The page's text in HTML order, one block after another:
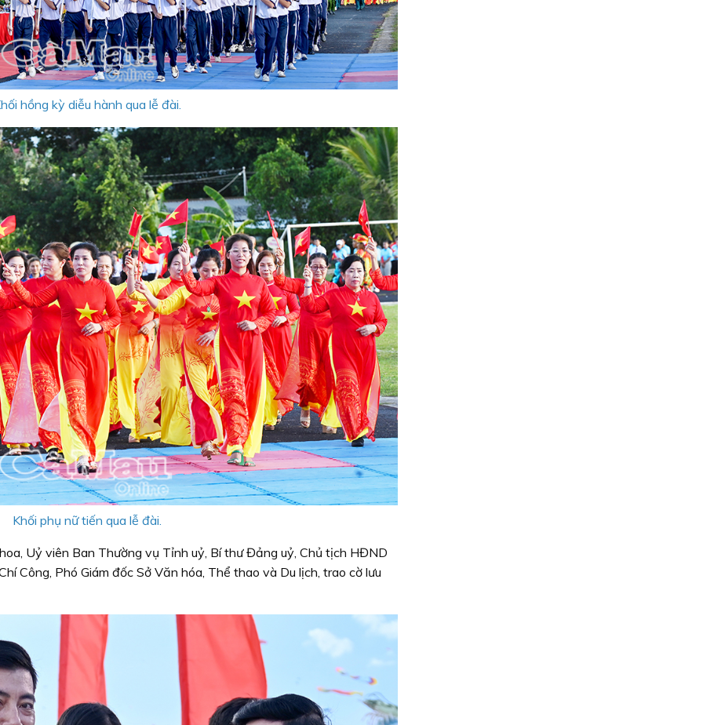
hồng kỳ diễu hành qua lễ đài.
Khối phụ nữ tiến qua lễ đài.
Uỷ viên Ban Thường vụ Tỉnh uỷ, Bí thư Đảng uỷ, Chủ tịch HĐND
Công, Phó Giám đốc Sở Văn hóa, Thể thao và Du lịch, trao cờ lưu